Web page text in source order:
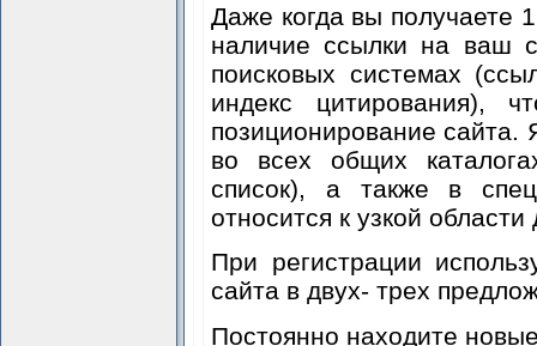
Даже когда вы получаете
наличие ссылки на ваш
поисковых системах
индекс цитирования),
позиционирование сайта.
во всех общих
список), а также в
относится к узкой области
При регистрации
сайта в двух- трех
Постоянно находите